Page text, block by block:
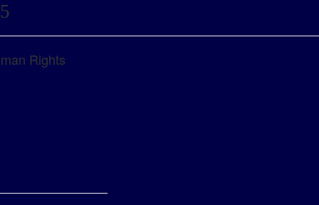
Rights